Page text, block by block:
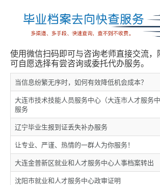
微咨询
人才服务
留学和考研
案例
关于我们
使用微信扫码即可与咨询老师直接交流，
可自愿选择有尝咨询或委托代办服务。
当信息纷繁无序时，如何有效降低机会成本？
大连市技术技能人员服务中心（大连市人才服务
服务
辽宁毕业生报到证丢失补办服务
让专业、严谨、热情的一群人为你服务！
大连金普新区就业和人才服务中心人事档案转出
沈阳市就业和人才服务中心政审证明